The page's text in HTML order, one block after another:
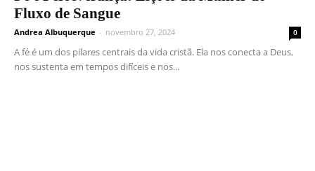
Fluxo de Sangue
Andrea Albuquerque - novembro 27, 2024 0
A fé é um dos pilares centrais da vida cristã. Ela nos conecta a Deus,
nos sustenta em tempos difíceis e nos...